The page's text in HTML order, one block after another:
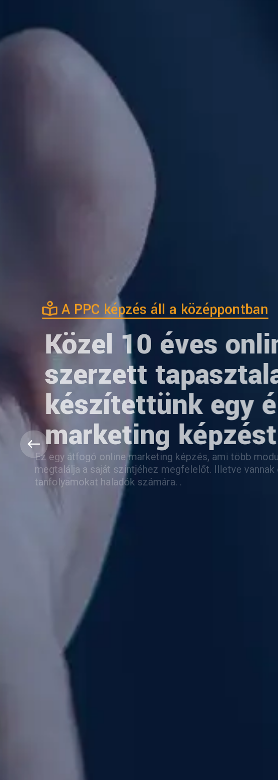
A PPC képzés áll a középpontban
Közel 10 éves
szerzett
készítettünk egy
marketing képzést
Ez egy átfogó online marketing képzés, ami több
megtalálja a saját szintjéhez megfelelőt. Illetve
tanfolyamokat haladók számára. .
JELENTKEZÉS